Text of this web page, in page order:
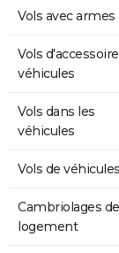
Vols avec armes
Vols
véhicules
Vols dans les
véhicules
Vols de véhicules
Cambriolages de
logement